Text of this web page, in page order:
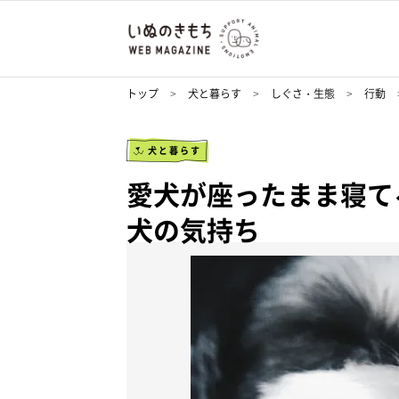
トップ 犬と暮らす しぐさ・生態 行動
犬と暮らす
愛犬が座ったまま寝
犬の気持ち